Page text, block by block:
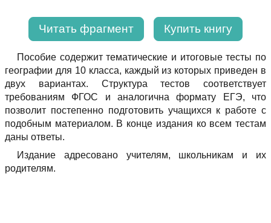
Читать фрагмент Купить книгу
Пособие содержит тематические и итоговые тесты по
географии для 10 класса, каждый из которых приведен в
двух вариантах. Структура тестов соответствует
требованиям ФГОС и аналогична формату ЕГЭ, что
позволит постепенно подготовить учащихся к работе с
подобным материалом. В конце издания ко всем тестам
даны ответы.
Издание адресовано учителям, школьникам и их
родителям.